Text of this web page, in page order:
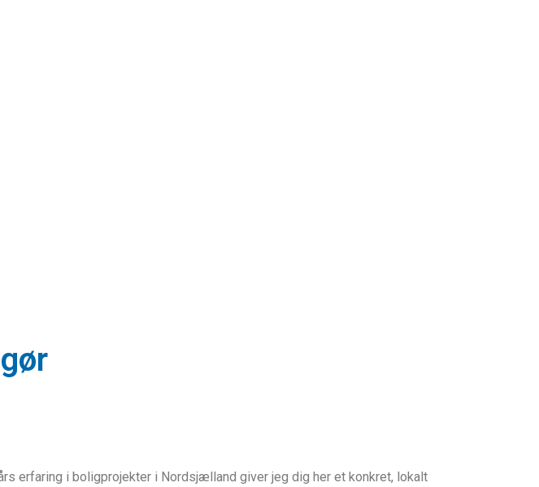
erfaring i boligprojekter i Nordsjælland giver jeg dig her et konkret, lokalt